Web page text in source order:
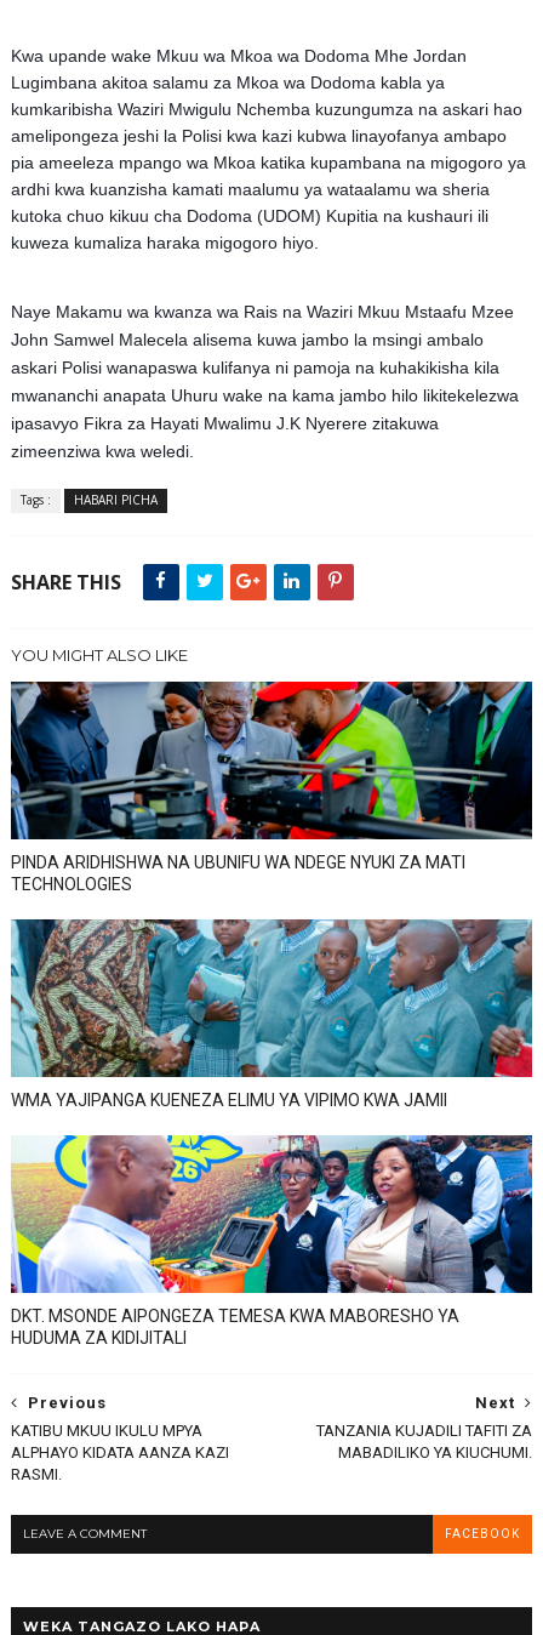
Kwa upande wake Mkuu wa Mkoa wa Dodoma Mhe Jordan
Lugimbana akitoa salamu za Mkoa wa Dodoma kabla ya
kumkaribisha Waziri Mwigulu Nchemba kuzungumza na askari hao
amelipongeza jeshi la Polisi kwa kazi kubwa linayofanya ambapo
pia ameeleza mpango wa Mkoa katika kupambana na migogoro ya
ardhi kwa kuanzisha kamati maalumu ya wataalamu wa sheria
kutoka chuo kikuu cha Dodoma (UDOM) Kupitia na kushauri ili
kuweza kumaliza haraka migogoro hiyo.
Naye Makamu wa kwanza wa Rais na Waziri Mkuu Mstaafu Mzee
John Samwel Malecela alisema kuwa jambo la msingi ambalo
askari Polisi wanapaswa kulifanya ni pamoja na kuhakikisha kila
mwananchi anapata Uhuru wake na kama jambo hilo likitekelezwa
ipasavyo Fikra za Hayati Mwalimu J.K Nyerere zitakuwa
zimeenziwa kwa weledi.
Tags : HABARI PICHA
SHARE THIS
YOU MIGHT ALSO LIKE
PINDA ARIDHISHWA NA UBUNIFU WA NDEGE NYUKI ZA MATI
TECHNOLOGIES
WMA YAJIPANGA KUENEZA ELIMU YA VIPIMO KWA JAMII
DKT. MSONDE AIPONGEZA TEMESA KWA MABORESHO YA
HUDUMA ZA KIDIJITALI
Next
TANZANIA KUJADILI TAFITI ZA
MABADILIKO YA KIUCHUMI.
Previous
KATIBU MKUU IKULU MPYA
ALPHAYO KIDATA AANZA KAZI
RASMI.
LEAVE A COMMENT FACEBOOK
WEKA TANGAZO LAKO HAPA